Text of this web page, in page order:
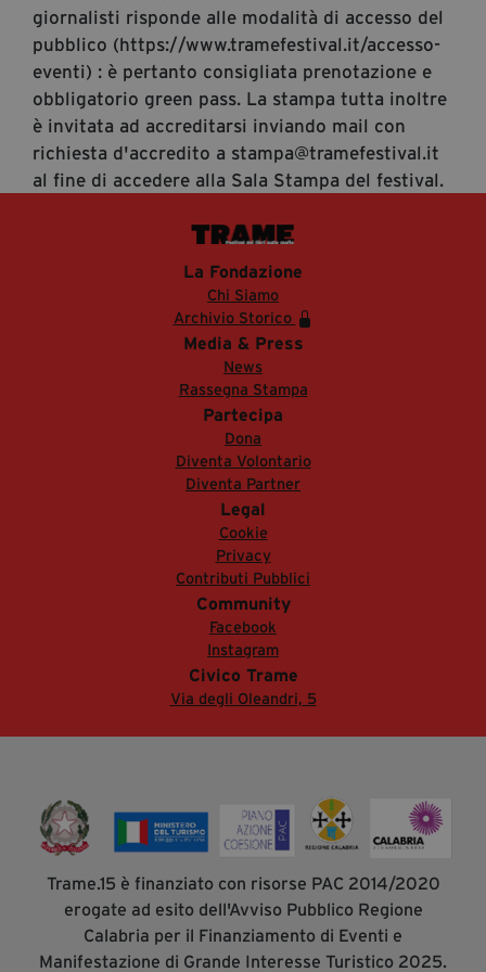
giornalisti risponde alle modalità di accesso del
pubblico (https://www.tramefestival.it/accesso-
eventi) : è pertanto consigliata prenotazione e
obbligatorio green pass. La stampa tutta inoltre
è invitata ad accreditarsi inviando mail con
richiesta d'accredito a stampa@tramefestival.it
al fine di accedere alla Sala Stampa del festival.
La Fondazione
Chi Siamo
Archivio Storico
Media & Press
News
Rassegna Stampa
Partecipa
Dona
Diventa Volontario
Diventa Partner
Legal
Cookie
Privacy
Contributi Pubblici
Community
Facebook
Instagram
Civico Trame
Via degli Oleandri, 5
Trame.15 è finanziato con risorse PAC 2014/2020
erogate ad esito dell'Avviso Pubblico Regione
Calabria per il Finanziamento di Eventi e
Manifestazione di Grande Interesse Turistico 2025.